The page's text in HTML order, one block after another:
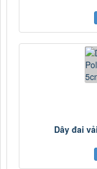
Dây đai